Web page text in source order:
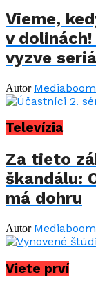
Vieme,
v
vyzve
Autor Mediaboom
Televízia
Za tieto
škandálu:
má dohru
Autor Mediaboom
Viete prví